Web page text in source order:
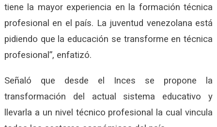
tiene la mayor experiencia en la formación técnica
profesional en el país. La juventud venezolana está
pidiendo que la educación se transforme en técnica
profesional”, enfatizó.
Señaló que desde el Inces se propone la
transformación del actual sistema educativo y
llevarla a un nivel técnico profesional la cual vincula